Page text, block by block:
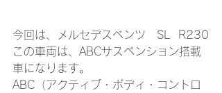
今回は、メルセデスベンツ　SL  R230
この車両は、ABCサスペンション搭載
車になります。
ABC（アクティブ・ボディ・コントロ